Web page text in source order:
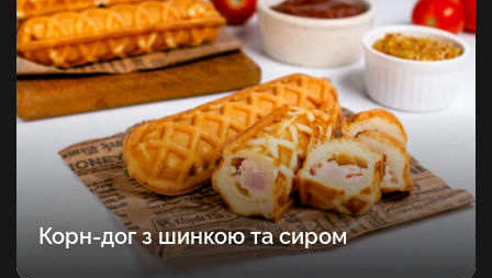
Корн-дог з шинкою та сиром